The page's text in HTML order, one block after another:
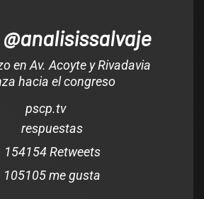
en Av. Acoyte y Rivadavia
hacia el congreso
pscp.tv
respuestas
154154 Retweets
105105 me gusta